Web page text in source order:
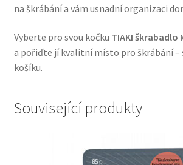
na škrábání a vám usnadní organizaci
Vyberte pro svou kočku TIAKI škrabadlo
a pořiďte jí kvalitní místo pro škrábání –
košíku.
Související produkty